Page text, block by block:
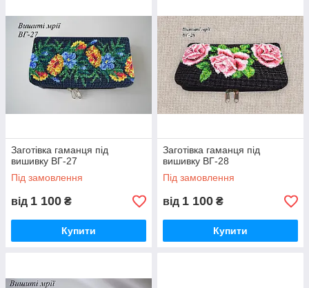
Заготівка гаманця під
вишивку ВГ-27
Під замовлення
від 1 100 ₴
Купити
Заготівка гаманця під
вишивку ВГ-28
Під замовлення
від 1 100 ₴
Купити